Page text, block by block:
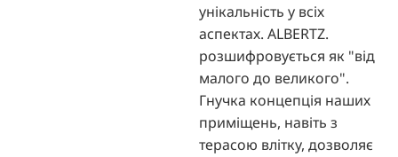
унікальність у всіх
аспектах. ALBERTZ.
розшифровується як "від
малого до великого".
Гнучка концепція наших
приміщень, навіть з
терасою влітку, дозволяє